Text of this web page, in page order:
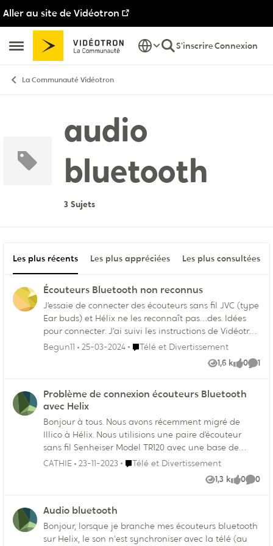
Aller au site de Vidéotron
Ouvrir Menu Latéral
Passer au contenu
S'inscrireConnexion
La Communauté Vidéotron
audio
bluetooth
3 Sujets
Les plus récents Les plus appréciées Les plus consultées
Écouteurs Bluetooth non reconnus
J’essaie de connecter des écouteurs sans fil JVC (type
Ear buds) et Hélix ne les reconnaît pas…des. Idées
pour connecter. J’ai suivi les instructions de Vidéotron
pour me connecter et rien n’y fait merci à l’avance
Begun11 25-03-2024 Endroit Télé et Divertissement
Télé et Divertissement
1,6 k
Vues 0
like 1
Problème de connexion écouteurs Bluetooth
avec Helix
Bonjour à tous. Nous avons récemment migré de
Illico à Hélix. Nous utilisions une paire d’écouteur
sans fil Senheiser Model TR120 avec une base de
chargement dont les fils se branchaient dans la
console Ilico avec les branchements audio.
Cependant, cela n’est plus possible avec Hélix. Nous
fonctionné. Ensuite, nous avons acheté des écouteurs
Senheiser HD 450BT sans fil Bluetooth et cela ne
fonctionne toujours pas. Hélix n’est pas capable de
CATHIE 23-11-2023 Endroit Télé et Divertissement
Télé et Divertissement
1,3 k
Vues 0
like 0
Audio bluetooth
Bonjour, lorsque je branche mes écouteurs bluetooth
sur Helix, le son n'est synchroniser avec la télé (au